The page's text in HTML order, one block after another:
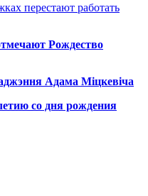
перестают работать
Рождество
Адама Міцкевіча
со дня рождения